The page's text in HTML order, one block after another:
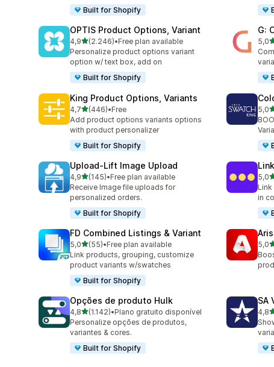
Built for Shopify
OPTIS Product Options, Variant
4,9de 5 estrelas
(2.246)
2246 total de avaliações
•Free plan available
Personalize product options variant
option w/ text box, add on
Built for Shopify
G:
5,0
374
King Product Options, Variants
4,7de 5 estrelas
(446)
446 total de avaliações
•Free
Add product options variants options
with product personalizer
Built for Shopify
5,0
Upload‑Lift Image Upload
4,9de 5 estrelas
(145)
145 total de avaliações
•Free plan available
Receive Image file uploads for
personalized orders.
Built for Shopify
5,0
131
Link
in
FD Combined Listings & Variant
5,0de 5 estrelas
(55)
55 total de avaliações
•Free plan available
Link products, grouping, customize
product variants w/swatches
Built for Shopify
5,0
Opções de produto Hulk
4,8de 5 estrelas
(1.142)
1142 total de avaliações
•Plano gratuito disponível
Personalize opções de produtos,
variantes & cores.
Built for Shopify
SA
4,8
680